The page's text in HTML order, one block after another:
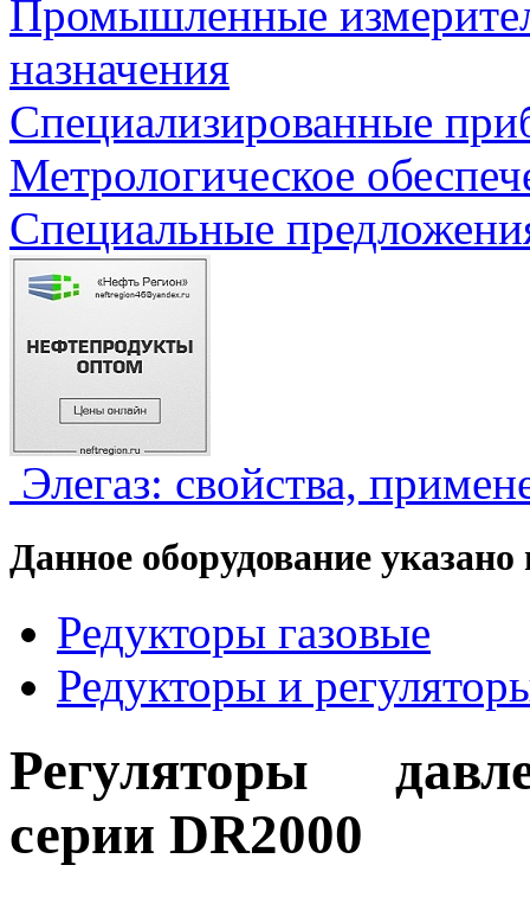
Промышленные
назначения
Специализированные
Метрологическое
Специальные
Элегаз: свойства,
Данное оборудование
Редукторы газовые
Редукторы и
Регуляторы
серии DR2000